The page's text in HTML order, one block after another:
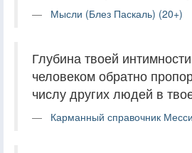
Мысли (Блез Паскаль) (20+)
Глубина твоей
человеком обратно
числу других людей в
Карманный справочник